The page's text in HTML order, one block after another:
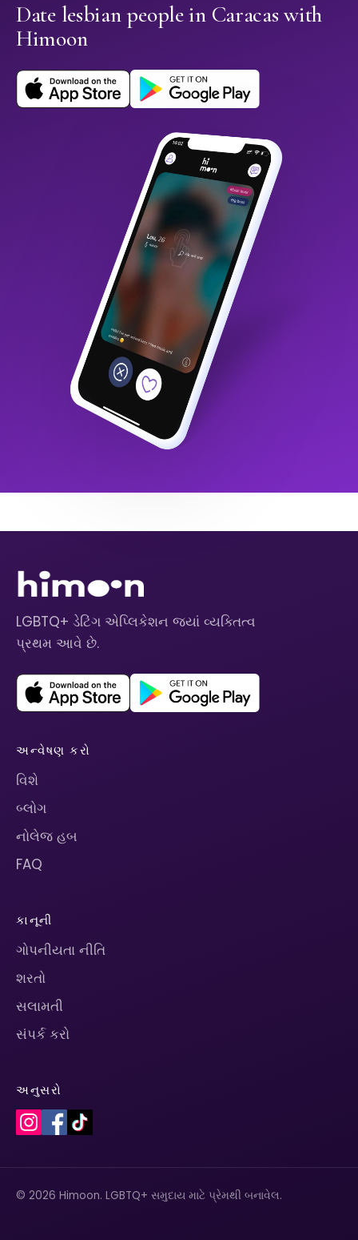
Date lesbian people in Caracas with
Himoon
LGBTQ+ ડેટિંગ એપ્લિકેશન જ્યાં વ્યક્તિત્વ
પ્રથમ આવે છે.
અન્વેષણ કરો
વિશે
બ્લોગ
નોલેજ હબ
FAQ
કાનૂની
ગોપનીયતા નીતિ
શરતો
સલામતી
સંપર્ક કરો
અનુસરો
© 2026 Himoon. LGBTQ+ સમુદાય માટે પ્રેમથી બનાવેલ.